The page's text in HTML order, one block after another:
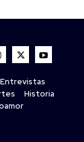
Entrevistas
Historia